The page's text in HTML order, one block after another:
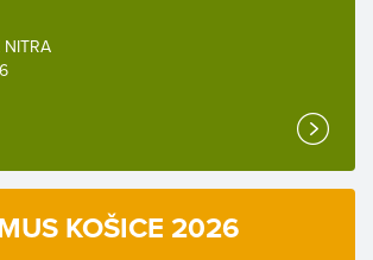
NITRA
KOŠICE 2026